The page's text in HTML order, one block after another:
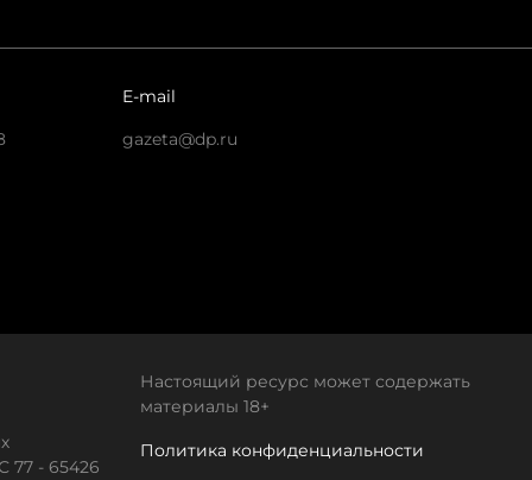
E-mail
gazeta@dp.ru
77 - 65426
Настоящий ресурс может содержать
материалы 18+
Политика конфиденциальности